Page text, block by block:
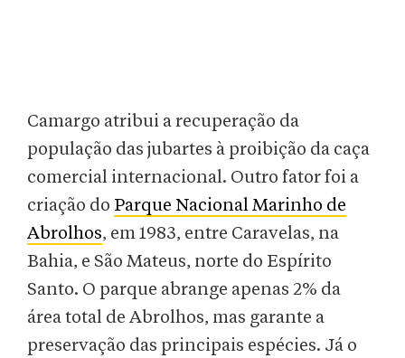
Camargo atribui a recuperação da
população das jubartes à proibição da caça
comercial internacional. Outro fator foi a
criação do Parque Nacional Marinho de
Abrolhos, em 1983, entre Caravelas, na
Bahia, e São Mateus, norte do Espírito
Santo. O parque abrange apenas 2% da
área total de Abrolhos, mas garante a
preservação das principais espécies. Já o